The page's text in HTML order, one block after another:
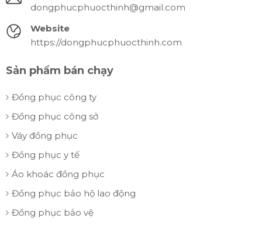
dongphucphuocthinh@gmail.com
Website
https://dongphucphuocthinh.com
Sản phẩm bán chạy
Đồng phục công ty
Đồng phục công sở
Váy đồng phục
Đồng phục y tế
Áo khoác đồng phục
Đồng phục bảo hộ lao động
Đồng phục bảo vệ